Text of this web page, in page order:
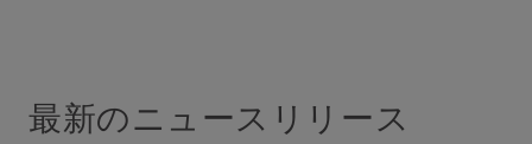
最新のニュースリリース